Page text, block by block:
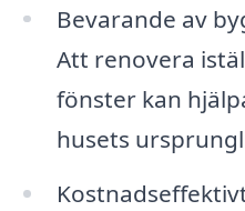
Bevarande av
Att renovera
fönster kan
husets